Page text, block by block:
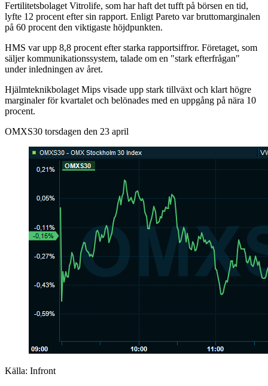
Fertilitetsbolaget Vitrolife, som har haft det tufft på börsen en tid,
lyfte 12 procent efter sin rapport. Enligt Pareto var bruttomarginalen
på 60 procent den viktigaste höjdpunkten.
HMS var upp 8,8 procent efter starka rapportsiffror. Företaget, som
säljer kommunikationssystem, talade om en "stark efterfrågan"
under inledningen av året.
Hjälmteknikbolaget Mips visade upp stark tillväxt och klart högre
marginaler för kvartalet och belönades med en uppgång på nära 10
procent.
OMXS30 torsdagen den 23 april
Källa: Infront